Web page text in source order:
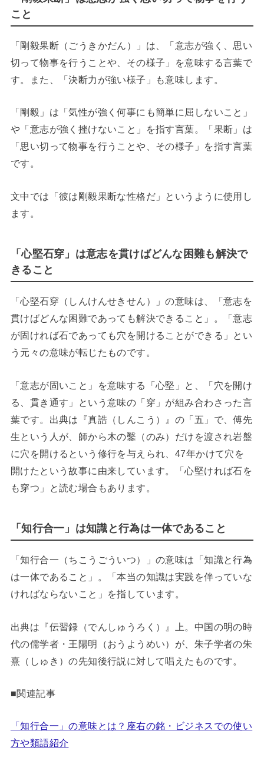
こと
「剛毅果断（ごうきかだん）」は、「意志が強く、思い
切って物事を行うことや、その様子」を意味する言葉で
す。また、「決断力が強い様子」も意味します。
「剛毅」は「気性が強く何事にも簡単に屈しないこと」
や「意志が強く挫けないこと」を指す言葉。「果断」は
「思い切って物事を行うことや、その様子」を指す言葉
です。
文中では「彼は剛毅果断な性格だ」というように使用し
ます。
「心堅石穿」は意志を貫けばどんな困難も解決で
きること
「心堅石穿（しんけんせきせん）」の意味は、「意志を
貫けばどんな困難であっても解決できること」。「意志
が固ければ石であっても穴を開けることができる」とい
う元々の意味が転じたものです。
「意志が固いこと」を意味する「心堅」と、「穴を開け
る、貫き通す」という意味の「穿」が組み合わさった言
葉です。出典は『真誥（しんこう）』の「五」で、傅先
生という人が、師から木の鑿（のみ）だけを渡され岩盤
に穴を開けるという修行を与えられ、47年かけて穴を
開けたという故事に由来しています。「心堅ければ石を
も穿つ」と読む場合もあります。
「知行合一」は知識と行為は一体であること
「知行合一（ちこうごういつ）」の意味は「知識と行為
は一体であること」。「本当の知識は実践を伴っていな
ければならないこと」を指しています。
出典は『伝習録（でんしゅうろく）』上。中国の明の時
代の儒学者・王陽明（おうようめい）が、朱子学者の朱
熹（しゅき）の先知後行説に対して唱えたものです。
■関連記事
「知行合一」の意味とは？座右の銘・ビジネスでの使い
方や類語紹介